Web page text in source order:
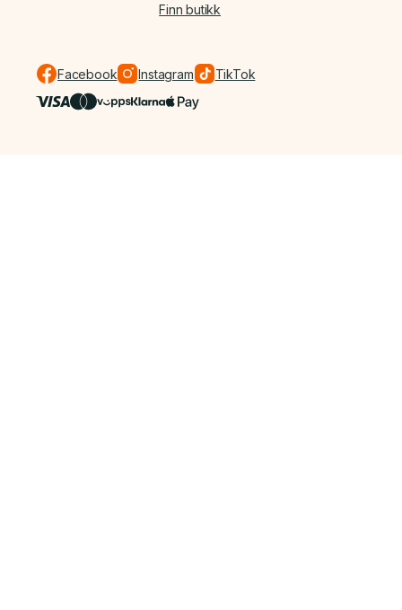
Finn butikk
Facebook Instagram TikTok